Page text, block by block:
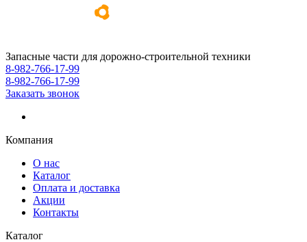
Запасные части для дорожно-строительной техники
8-982-766-17-99
8-982-766-17-99
Заказать звонок
Компания
О нас
Каталог
Оплата и доставка
Акции
Контакты
Каталог